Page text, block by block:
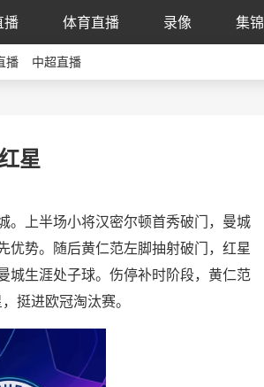
播 体育直播 录像 集锦
播 中超直播
星
上半场小将汉密尔顿首秀破门，曼城
优势。随后黄仁范左脚抽射破门，红星
城生涯处子球。伤停补时阶段，黄仁范
挺进欧冠淘汰赛。